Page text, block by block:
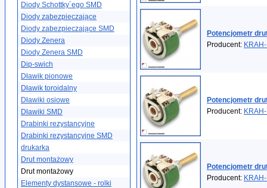
Diody Schottky´ego SMD
Diody zabezpieczające
Diody zabezpieczające SMD
Diody Zenera
Diody Zenera SMD
Dip-swich
Dławik pionowe
Dławik toroidalny
Dławiki osiowe
Dławiki SMD
Drabinki rezystancyjne
Drabinki rezystancyjne SMD
drukarka
Drut montażowy
Drut montażowy
Elementy dystansowe - rolki
Potencjometr
Producent:
Potencjometr
Producent:
Potencjometr
Producent: